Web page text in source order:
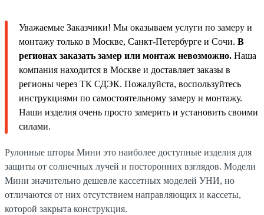
Уважаемые Заказчики! Мы оказываем услуги по замеру и
монтажу только в Москве, Санкт-Петербурге и Сочи. В
регионах заказать замер или монтаж невозможно. Наша
компания находится в Москве и доставляет заказы в
регионы через ТК СДЭК. Пожалуйста, воспользуйтесь
инструкциями по самостоятельному замеру и монтажу.
Наши изделия очень просто замерить и установить своими
силами.
Рулонные шторы Мини это наиболее доступные изделия для
защиты от солнечных лучей и посторонних взглядов. Модели
Мини значительно дешевле кассетных моделей УНИ, но
отличаются от них отсутствием направляющих и кассеты,
которой закрыта конструкция.